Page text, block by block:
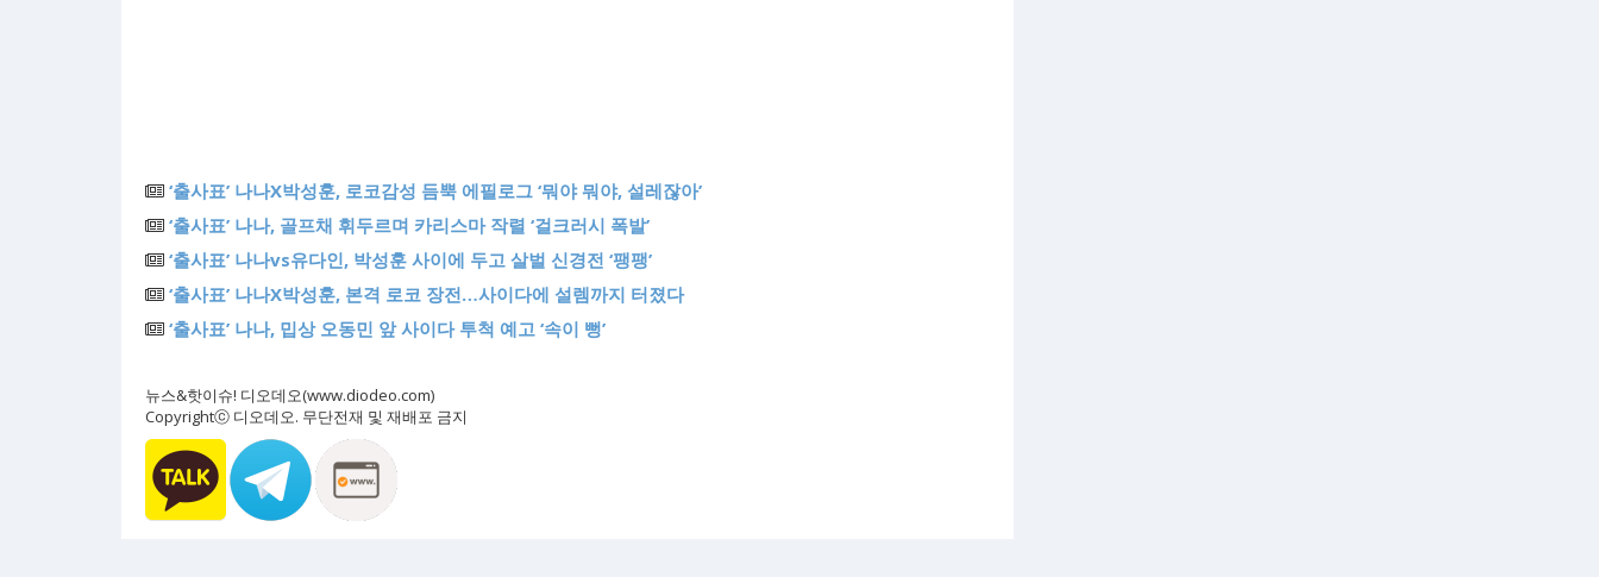
‘출사표’ 나나X박성훈, 로코감성 듬뿍 에필로그 ‘뭐야 뭐야, 설레잖아’
‘출사표’ 나나, 골프채 휘두르며 카리스마 작렬 ‘걸크러시 폭발’
‘출사표’ 나나vs유다인, 박성훈 사이에 두고 살벌 신경전 ‘팽팽’
‘출사표’ 나나X박성훈, 본격 로코 장전…사이다에 설렘까지 터졌다
‘출사표’ 나나, 밉상 오동민 앞 사이다 투척 예고 ‘속이 뻥’
뉴스&핫이슈! 디오데오(www.diodeo.com)
Copyrightⓒ 디오데오. 무단전재 및 재배포 금지